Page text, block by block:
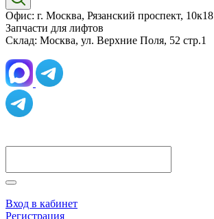
Офис: г. Москва, Рязанский проспект, 10к18
Запчасти для лифтов
Склад: Москва, ул. Верхние Поля, 52 стр.1
Вход в кабинет
Регистрация